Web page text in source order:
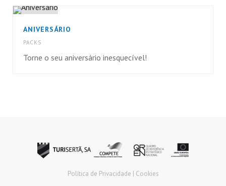
ANIVERSÁRIO
PACKS
Torne o seu aniversário inesquecível!
Política de Privacidade | Cookies